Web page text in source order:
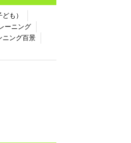
も）
ーニング
ニング百景